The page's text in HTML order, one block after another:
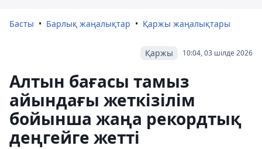
Басты Барлық жаңалықтар Қаржы жаңалықтары
10:04, 03 шілде 2026
Қаржы
Алтын бағасы тамыз
айындағы жеткізілім
бойынша жаңа рекордтық
деңгейге жетті